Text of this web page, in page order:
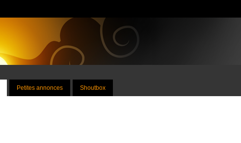
Petites annonces Shoutbox